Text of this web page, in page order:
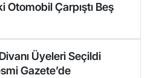
Otomobil Çarpıştı Beş
Üyeleri Seçildi
Gazete’de